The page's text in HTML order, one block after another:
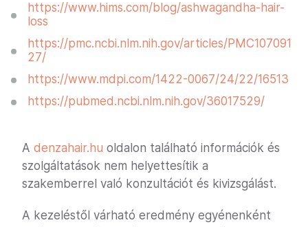
https://www.hims.com/blog/ashwagandha-hair-
loss
https://pmc.ncbi.nlm.nih.gov/articles/PMC107091
27/
https://www.mdpi.com/1422-0067/24/22/16513
https://pubmed.ncbi.nlm.nih.gov/36017529/
A denzahair.hu oldalon található információk és
szolgáltatások nem helyettesítik a
szakemberrel való konzultációt és kivizsgálást.
A kezeléstől várható eredmény egyénenként